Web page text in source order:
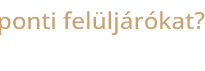
felüljárókat?